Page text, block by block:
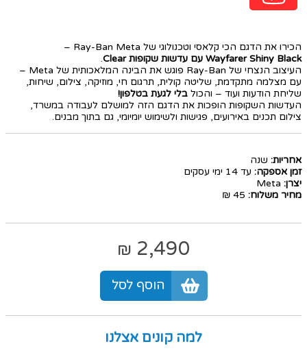
הכירו את הדגם הכי קלאסי וטכנולוגי של Ray-Ban Meta –
Wayfarer Shiny Black עם עדשות שקופות Clear
.
העיצוב הנצחי של Ray-Ban פוגש את הבינה המלאכותית של Meta –
עם מצלמה מתקדמת, שליטה קולית, תרגום חי, מוזיקה, צילום, שיחות,
שליחת הודעות ועוד – והכול בלי לגעת בטלפון!
העדשות השקופות הופכות את הדגם הזה למושלם לעבודה במשרד,
צילום תכנים באירועים, פגישות ולשימוש יומיומי, גם בתוך מבנים.
אחריות: שנה
זמן אספקה: עד 14 ימי עסקים
יצרן: Meta
מחיר משלוח: 45 ₪
2,490
₪
הוסף לסל
למה קונים אצלנו